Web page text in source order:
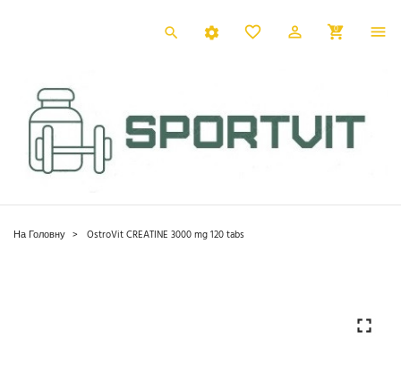
0
На Головну OstroVit CREATINE 3000 mg 120 tabs